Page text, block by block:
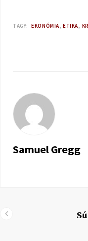
TAGY: EKONÓMIA ETIKA
Samuel Gregg